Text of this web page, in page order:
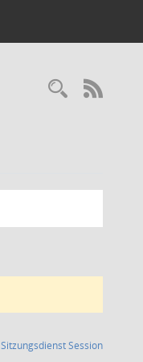
SitzungsdienstSession(Wird in